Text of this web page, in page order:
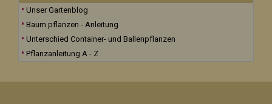
Unser Gartenblog
Baum pflanzen - Anleitung
Unterschied Container- und Ballenpflanzen
Pflanzanleitung A - Z